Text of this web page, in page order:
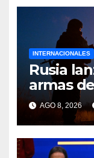
INTERNACIONALES
Rusia
armas
contra
Kiev
AGO 8, 2026